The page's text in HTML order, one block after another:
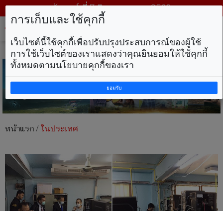
วันศุกร์ ที่ 7 สิงหาคม พ.ศ. 2569
หน้าแรก/ในประเทศ
การเก็บและใช้คุกกี้
เว็บไซต์นี้ใช้คุกกี้เพื่อปรับปรุงประสบการณ์ของผู้ใช้
การใช้เว็บไซต์ของเราแสดงว่าคุณยินยอมให้ใช้คุกกี้
ทั้งหมดตามนโยบายคุกกี้ของเรา
ยอมรับ